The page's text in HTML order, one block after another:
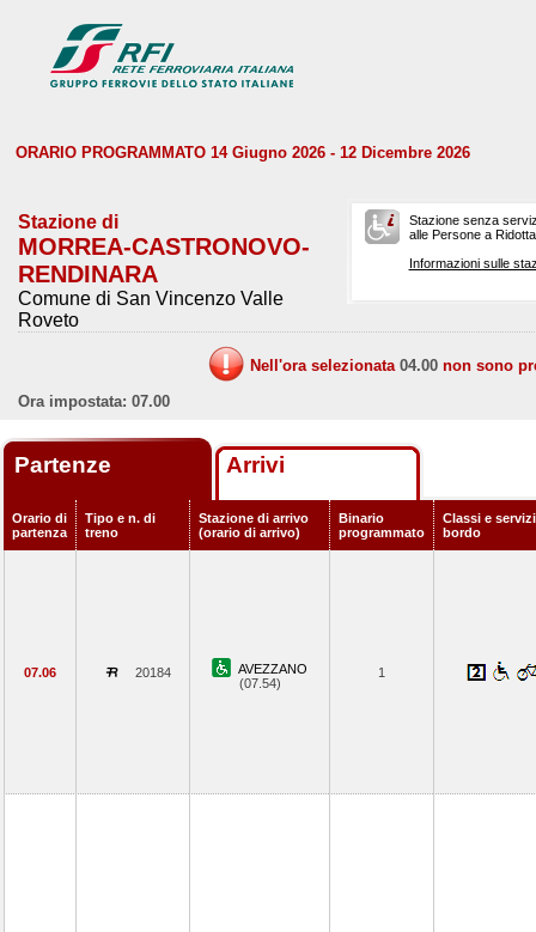
ORARIO PROGRAMMATO 14 Giugno 2026 - 12 Dicembre 2026
Stazione di
MORREA-CASTRONOVO-
RENDINARA
Comune di San Vincenzo Valle
Roveto
Stazione senza
alle Persone a
Informazioni sulle
Nell'ora selezionata 04.00 non sono
Ora impostata: 07.00
Partenze Arrivi
Orario di
partenza
Tipo e n. di
treno
Stazione di arrivo
(orario di arrivo)
Binario
programmato
Classi e
bordo
07.06 20184
AVEZZANO
(07.54)
1